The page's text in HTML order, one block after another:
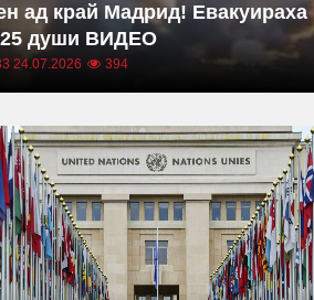
ад край Мадрид! Евакуираха
25 души ВИДЕО
24.07.2026 394